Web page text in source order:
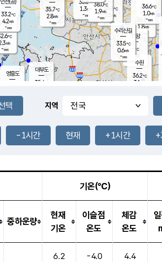
무의도
℃
m/s
-mm
영흥도
과천
36.1℃
1.8m/s
- mm
-mm
34.1
℃
대부도
32.4
1.2
-
의왕
- ℃
m/s
mm
36.8 ℃
2.5 m/s
-mm
35.8℃
1.3m/s
-mm
-mm
38.0℃
1.9m/s
-mm
36.6℃
1.0m/s
-mm
수리산길
33.5℃
0.6m/s
-mm
인천(공)
33.2℃
4.2m/s
-mm
수원
36.2℃
3.1 m/s
35.7℃
2.8m/s
-mm
지역
-1시간 현재 +1시간
기온(℃)
중하운량
현재
기온
이슬점
온도
체감
온도
6.2 -4.0 4.4